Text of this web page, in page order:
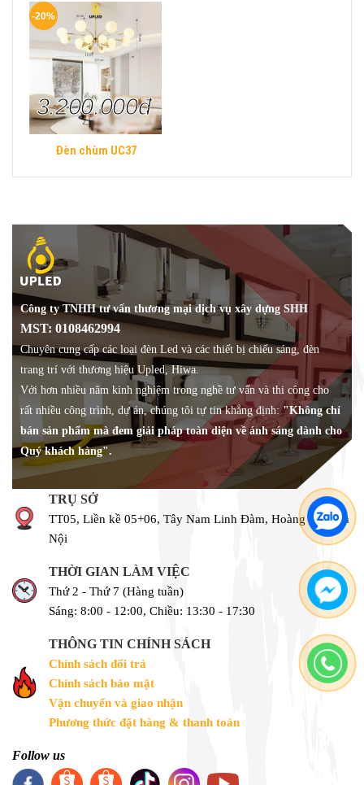
Đèn chùm UC37
3.200.000đ
-20%
Công ty TNHH tư vấn thương mại dịch vụ xây dựng SHH
MST: 0108462994
Chuyên cung cấp các loại đèn Led và các thiết bị chiếu sáng, đèn
trang trí với thương hiệu Upled, Hiwa.
Với hơn nhiều năm kinh nghiệm trong nghề tư vấn và thi công cho
rất nhiều công trình, dự án, chúng tôi tự tin khẳng định:"Không chỉ
bán sản phẩm mà đem giải pháp toàn diện về ánh sáng dành cho
Quý khách hàng".
TRỤ SỞ
TT05, Liền kề 05+06, Tây Nam Linh Đàm, Hoàng Liệt, Hà
Nội
THỜI GIAN LÀM VIỆC
Thứ 2 - Thứ 7 (Hàng tuần)
Sáng: 8:00 - 12:00, Chiều: 13:30 - 17:30
THÔNG TIN CHÍNH SÁCH
Chính sách đổi trả
Chính sách bảo mật
Vận chuyển và giao nhận
Phương thức đặt hàng & thanh toán
Follow us